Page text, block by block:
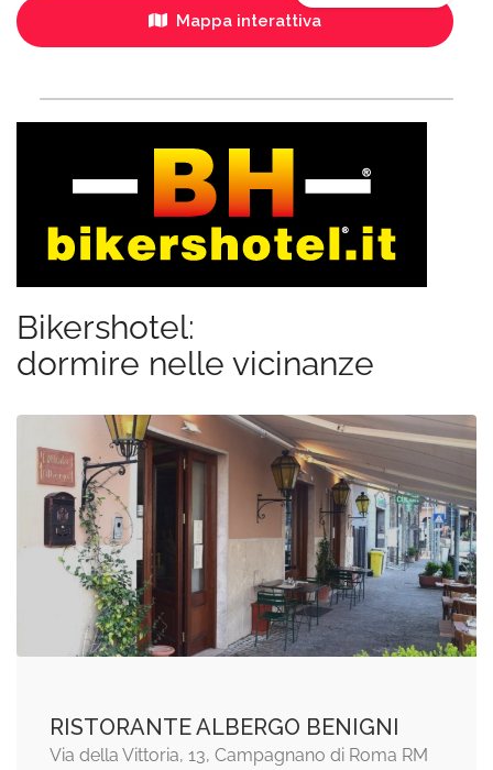
Mappa interattiva
Bikershotel:
dormire nelle vicinanze
RISTORANTE ALBERGO BENIGNI
Via della Vittoria, 13, Campagnano di Roma RM